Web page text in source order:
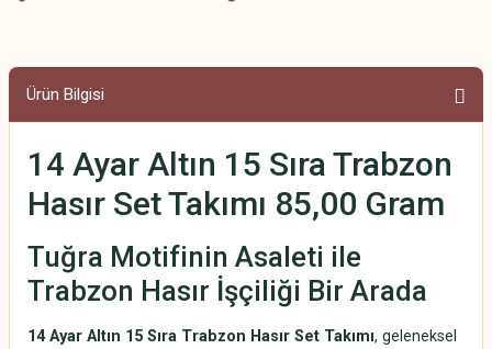
Ürün Bilgisi
14 Ayar Altın 15 Sıra Trabzon
Hasır Set Takımı 85,00 Gram
Tuğra Motifinin Asaleti ile
Trabzon Hasır İşçiliği Bir Arada
14 Ayar Altın 15 Sıra Trabzon Hasır Set Takımı, geleneksel